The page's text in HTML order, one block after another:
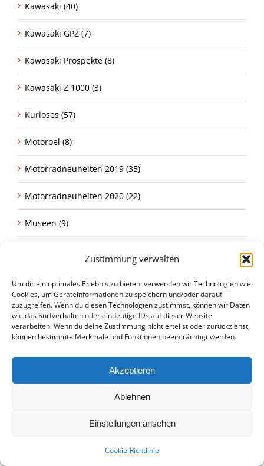
Zustimmung verwalten
Um dir ein optimales Erlebnis zu bieten, verwenden wir Technologien wie
Cookies, um Geräteinformationen zu speichern und/oder darauf
zuzugreifen. Wenn du diesen Technologien zustimmst, können wir Daten
wie das Surfverhalten oder eindeutige IDs auf dieser Website
verarbeiten. Wenn du deine Zustimmung nicht erteilst oder zurückziehst,
können bestimmte Merkmale und Funktionen beeinträchtigt werden.
Akzeptieren
Ablehnen
Einstellungen ansehen
Cookie-Richtlinie
Kawasaki (40)
Kawasaki GPZ (7)
Kawasaki Prospekte (8)
Kawasaki Z 1000 (3)
Kurioses (57)
Motoroel (8)
Motorradneuheiten 2019 (35)
Motorradneuheiten 2020 (22)
Museen (9)
Nicht aus Japan (2)
Racing (32)
Rallye Dakar (24)
Ratgeber (5)